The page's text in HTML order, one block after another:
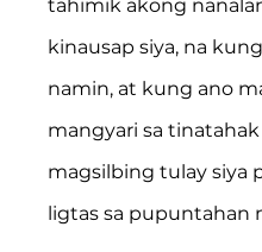
tahimik akong
kinausap siya, na
namin, at kung ano
mangyari sa
magsilbing tulay siya
ligtas sa pupuntahan